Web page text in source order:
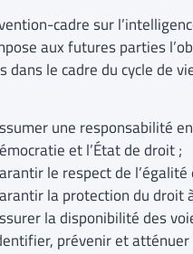
cadre sur
aux futures parties
dans le cadre du cycle de
une responsabilité
et l’État de droit ;
le respect de
la protection du droit
la disponibilité des
prévenir et atténuer